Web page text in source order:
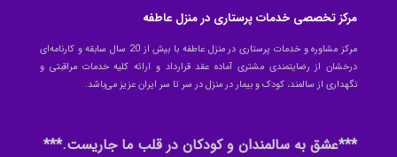
مرکز تخصصی خدمات پرستاری در منزل عاطفه
مرکز مشاوره و خدمات پرستاری در منزل عاطفه با بیش از 20 سال سابقه و کارنامه‌ای
درخشان از رضایتمندی مشتری آماده عقد قرارداد و ارائه کلیه خدمات مراقبتی و
نگهداری از سالمند، کودک و بیمار در منزل در سر تا سر ایران عزیز می‌باشد.
***عشق به سالمندان و کودکان در قلب ما جاریست.***